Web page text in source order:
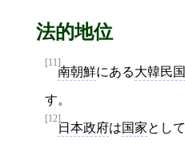
法的地位
[11]
南朝鮮にある大韓民国
す。
[12]
日本政府は国家として